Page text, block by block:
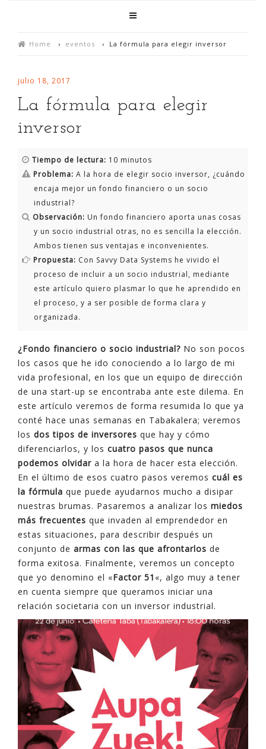
Home › eventos › La fórmula para elegir inversor
julio 18, 2017
La fórmula para elegir
inversor
Tiempo de lectura: 10 minutos
Problema: A la hora de elegir socio inversor, ¿cuándo
encaja mejor un fondo financiero o un socio
industrial?
Observación: Un fondo financiero aporta unas cosas
y un socio industrial otras, no es sencilla la elección.
Ambos tienen sus ventajas e inconvenientes.
Propuesta: Con Savvy Data Systems he vivido el
proceso de incluir a un socio industrial, mediante
este artículo quiero plasmar lo que he aprendido en
el proceso, y a ser posible de forma clara y
organizada.
¿Fondo financiero o socio industrial? No son pocos
los casos que he ido conociendo a lo largo de mi
vida profesional, en los que un equipo de dirección
de una start-up se encontraba ante este dilema. En
este artículo veremos de forma resumida lo que ya
conté hace unas semanas en Tabakalera; veremos
los dos tipos de inversores que hay y cómo
diferenciarlos, y los cuatro pasos que nunca
podemos olvidar a la hora de hacer esta elección.
En el último de esos cuatro pasos veremos cuál es
la fórmula que puede ayudarnos mucho a disipar
nuestras brumas. Pasaremos a analizar los miedos
más frecuentes que invaden al emprendedor en
estas situaciones, para describir después un
conjunto de armas con las que afrontarlos de
forma exitosa. Finalmente, veremos un concepto
que yo denomino el «Factor 51 «, algo muy a tener
en cuenta siempre que queramos iniciar una
relación societaria con un inversor industrial.